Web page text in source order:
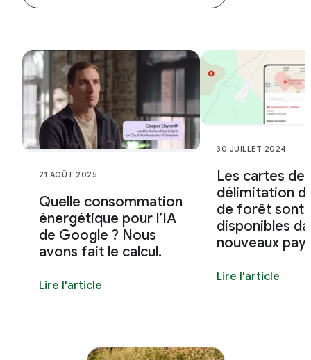
21 AOÛT 2025
Quelle consommation
énergétique pour l’IA
de Google ? Nous
avons fait le calcul.
Lire l'article
30 JUILLET 2024
Les cartes de
délimitation
de forêt sont
disponibles
nouveaux
Lire l'article